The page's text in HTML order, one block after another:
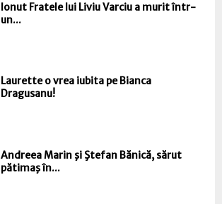
Ionut Fratele lui Liviu Varciu a murit într-
un...
Laurette o vrea iubita pe Bianca
Dragusanu!
Andreea Marin şi Ştefan Bănică, sărut
pătimaş în...